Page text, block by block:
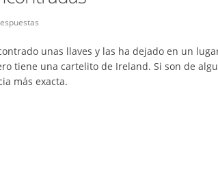
unas llaves y las ha dejado en un
tiene una cartelito de Ireland. Si son de
más exacta.